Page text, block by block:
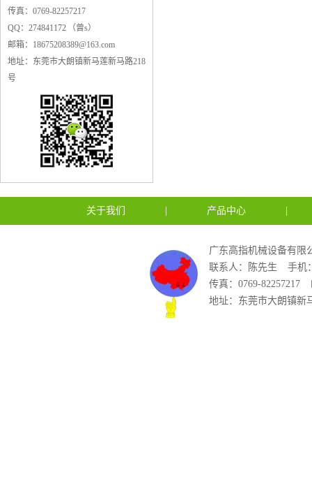
传真：0769-82257217
QQ：274841172 （曾s）
邮箱：18675208389@163.com
地址：东莞市大朗镇新马莲新马路218
号
关于我们 产品中心
广东高指机械设备有限
联系人：陈先生
手机
传真：0769-82257217
地址：东莞市大朗镇新